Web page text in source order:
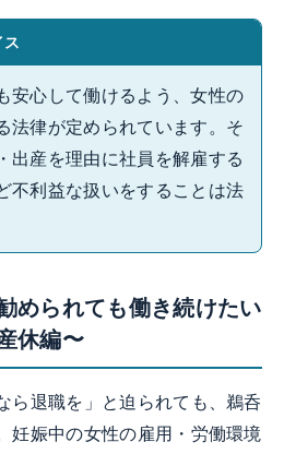
ス
安心して働けるよう、女性の
法律が定められています。そ
出産を理由に社員を解雇する
不利益な扱いをすることは法
められても働き続けたい
休編〜
ら退職を」と迫られても、鵜呑
妊娠中の女性の雇用・労働環境